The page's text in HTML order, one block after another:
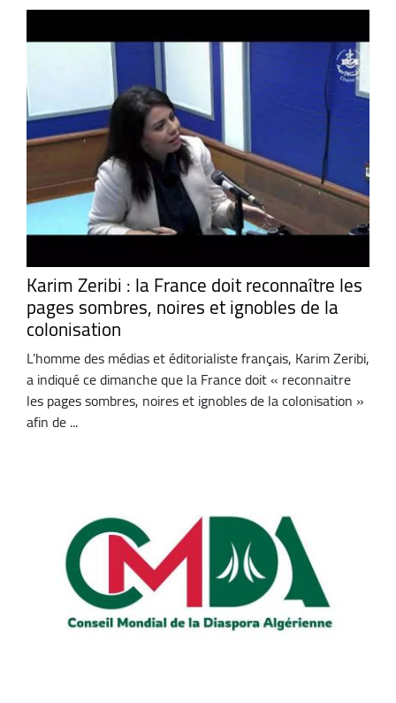
Karim Zeribi : la France doit reconnaître les
pages sombres, noires et ignobles de la
colonisation
L’homme des médias et éditorialiste français, Karim Zeribi,
a indiqué ce dimanche que la France doit « reconnaitre
les pages sombres, noires et ignobles de la colonisation »
afin de ...